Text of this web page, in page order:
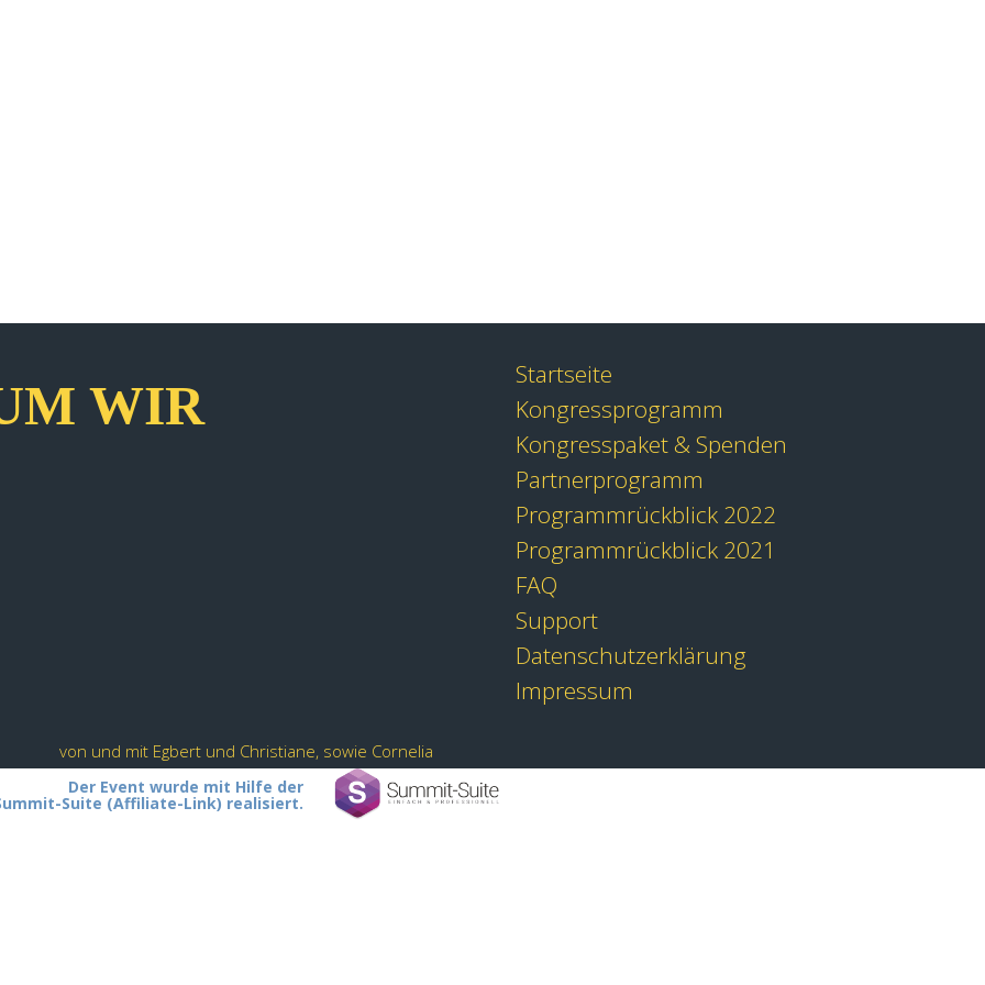
WIR
Startseite
Kongressprogramm
Kongresspaket & Spenden
Partnerprogramm
Programmrückblick 2022
Programmrückblick 2021
FAQ
Support
Datenschutzerklärung
Impressum
von und mit Egbert und Christiane, sowie Cornelia
Der Event wurde mit Hilfe der
Suite (Affiliate-Link) realisiert.